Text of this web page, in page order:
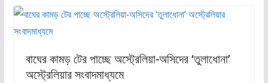
বাঘের কামড় টের পাচ্ছে অস্ট্রেলিয়া-অসিদের ‘তুলাধোনা’
অস্ট্রেলিয়ার সংবাদমাধ্যমে